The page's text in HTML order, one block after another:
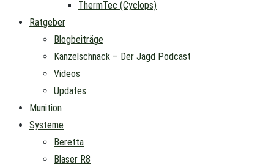
ThermTec (Cyclops)
Ratgeber
Blogbeiträge
Kanzelschnack – Der Jagd Podcast
Videos
Updates
Munition
Systeme
Beretta
Blaser R8